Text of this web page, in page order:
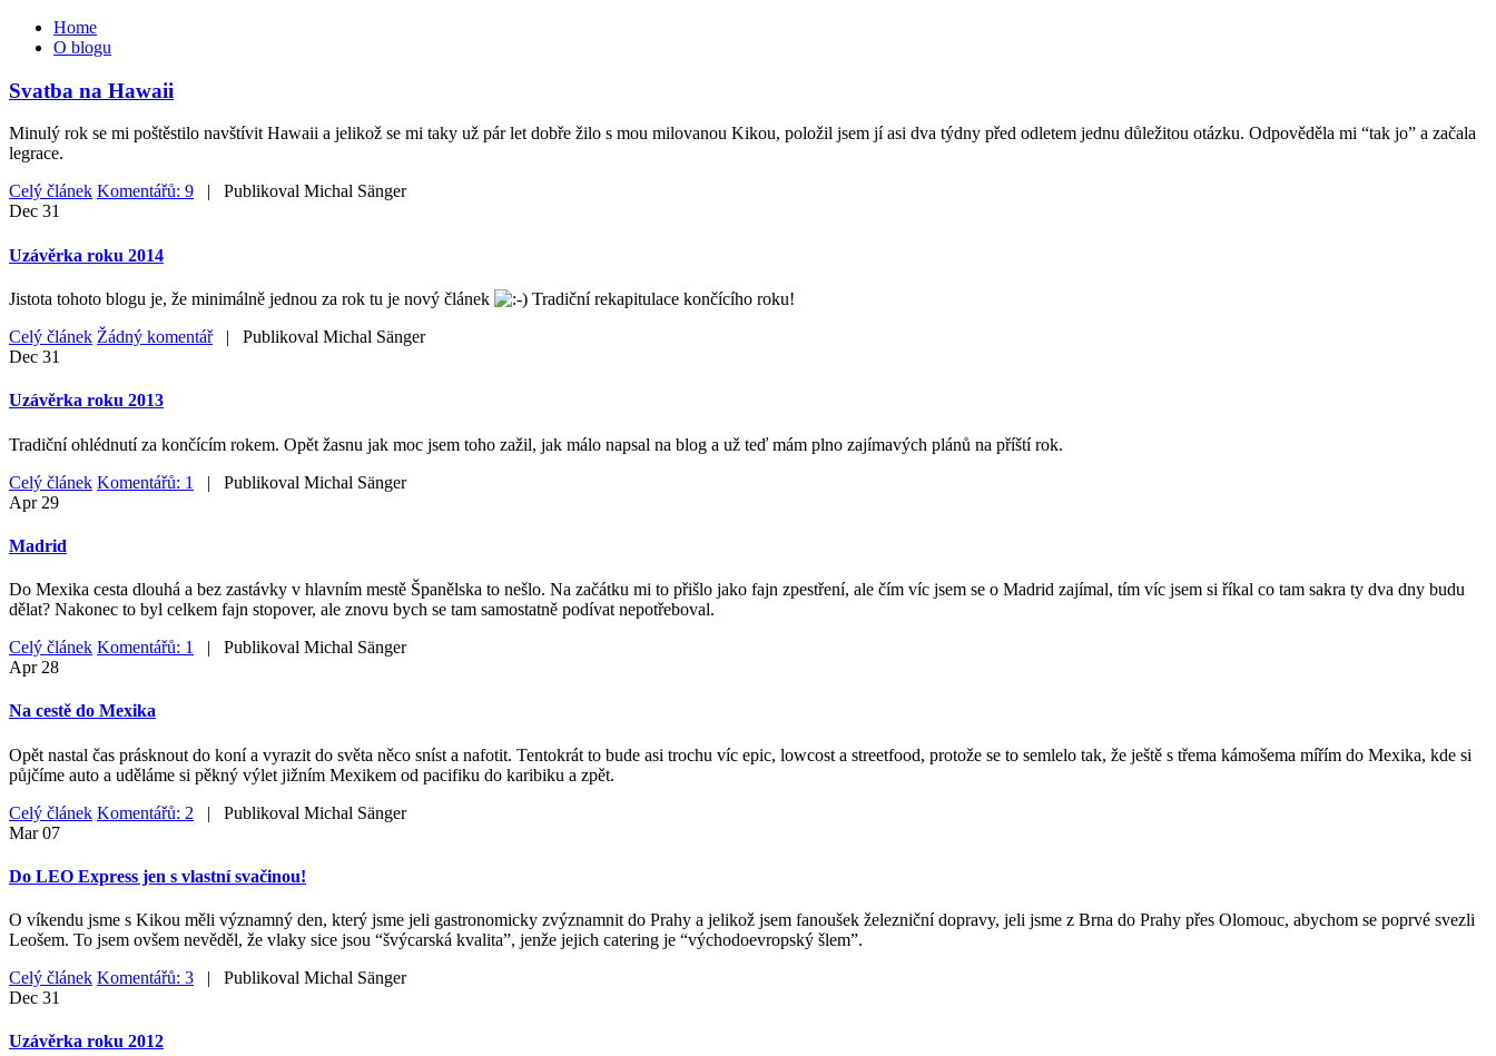
Home
O blogu
Svatba na Hawaii
Minulý rok se mi poštěstilo navštívit Hawaii a jelikož se mi taky už pár let dobře žilo s mou milovanou Kikou, položil jsem jí asi dva týdny před odletem jednu důležitou otázku. Odpověděla mi “tak jo” a začala
legrace.
Celý článek Komentářů: 9 | Publikoval Michal Sänger
Dec 31
Uzávěrka roku 2014
Jistota tohoto blogu je, že minimálně jednou za rok tu je nový článek
Tradiční rekapitulace končícího roku!
Celý článek Žádný komentář| Publikoval Michal Sänger
Dec 31
Uzávěrka roku 2013
Tradiční ohlédnutí za končícím rokem. Opět žasnu jak moc jsem toho zažil, jak málo napsal na blog a už teď mám plno zajímavých plánů na příští rok.
Celý článek Komentářů: 1 | Publikoval Michal Sänger
Apr 29
Madrid
Do Mexika cesta dlouhá a bez zastávky v hlavním mestě Španělska to nešlo. Na začátku mi to přišlo jako fajn zpestření, ale čím víc jsem se o Madrid zajímal, tím víc jsem si říkal co tam sakra ty dva dny budu
dělat? Nakonec to byl celkem fajn stopover, ale znovu bych se tam samostatně podívat nepotřeboval.
Celý článek Komentářů: 1 | Publikoval Michal Sänger
Apr 28
Na cestě do Mexika
Opět nastal čas prásknout do koní a vyrazit do světa něco sníst a nafotit. Tentokrát to bude asi trochu víc epic, lowcost a streetfood, protože se to semlelo tak, že ještě s třema kámošema mířím do Mexika, kde si
půjčíme auto a uděláme si pěkný výlet jižním Mexikem od pacifiku do karibiku a zpět.
Celý článek Komentářů: 2 | Publikoval Michal Sänger
Mar07
Do LEO Express jen s vlastní svačinou!
O víkendu jsme s Kikou měli významný den, který jsme jeli gastronomicky zvýznamnit do Prahy a jelikož jsem fanoušek železniční dopravy, jeli jsme z Brna do Prahy přes Olomouc, abychom se poprvé svezli
Leošem. To jsem ovšem nevěděl, že vlaky sice jsou “švýcarská kvalita”, jenže jejich catering je “východoevropský šlem”.
Celý článek Komentářů: 3 | Publikoval Michal Sänger
Dec 31
Uzávěrka roku 2012